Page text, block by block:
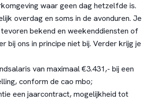
waar geen dag hetzelfde is.
overdag en soms in de avonduren. Je
bekend en weekenddiensten of
bij ons in principe niet bij. Verder krijg je
van maximaal €3.431,- bij een
conform de cao mbo;
een jaarcontract, mogelijkheid tot